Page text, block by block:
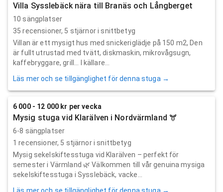
Villa Sysslebäck nära till Branäs och Långberget
10 sängplatser
35 recensioner, 5 stjärnor i snittbetyg
Villan är ett mysigt hus med snickeriglädje på 150 m2, Den
är fullt utrustad med tvätt, diskmaskin, mikrovågsugn,
kaffebryggare, grill... I källare...
Läs mer och se tillgänglighet för denna stuga →
6 000 - 12 000 kr per vecka
Mysig stuga vid Klarälven i Nordvärmland 🫎
6-8 sängplatser
1 recensioner, 5 stjärnor i snittbetyg
Mysig sekelskiftesstuga vid Klarälven – perfekt för
semester i Värmland 🌿 Välkommen till vår genuina mysiga
sekelskiftesstuga i Sysslebäck, vacke...
Läs mer och se tillgänglighet för denna stuga →